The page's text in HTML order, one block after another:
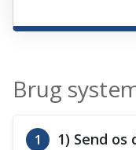
Brug
1 1) Send